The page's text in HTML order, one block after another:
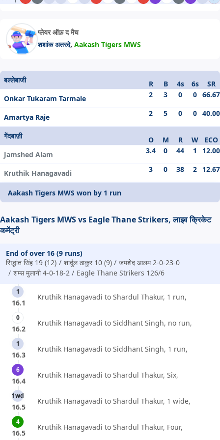
प्लेयर ऑफ़ द मैच
शशांक अतरदे, Aakash Tigers MWS
बल्लेबाजी R B 4s 6s
SR
Onkar Tukaram Tarmale
2 3 0 0 66.67
Amartya Raje 2 5 0 0 40.00
गेंदबाज़ी O M R W
ECO
Jamshed Alam
3.4 0 44 1 12.00
Kruthik Hanagavadi 3 0 38 2 12.67
Aakash Tigers MWS won by 1 run
Aakash Tigers MWS vs Eagle Thane Strikers, लाइव क्रिकेट
कमेंट्री
End of over 16 (9 runs)
सिद्धांत सिंह 19 (12)
शार्दुल ठाकुर 10 (9)
जमशेद आलम 2-0-23-0
शम्स मुलानी 4-0-18-2
Eagle Thane Strikers 126/6
1
16.1
Kruthik Hanagavadi to Shardul Thakur, 1 run,
0
16.2
Kruthik Hanagavadi to Siddhant Singh, no run,
1
16.3
Kruthik Hanagavadi to Siddhant Singh, 1 run,
6
16.4
Kruthik Hanagavadi to Shardul Thakur, Six,
1wd
16.5
Kruthik Hanagavadi to Shardul Thakur, 1 wide,
4
16.5
Kruthik Hanagavadi to Shardul Thakur, Four,